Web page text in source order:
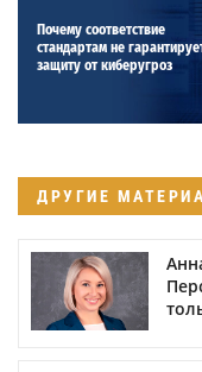
Почему соответствие
стандартам не
защиту от киберугроз
ДРУГИЕ